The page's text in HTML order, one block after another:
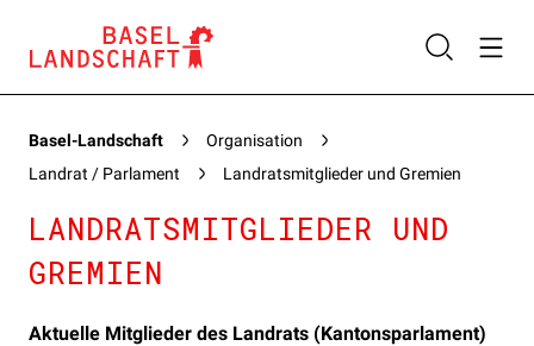
Basel-Landschaft
Organisation
Landrat / Parlament
Landratsmitglieder und Gremien
LANDRATSMITGLIEDER UND
GREMIEN
Aktuelle Mitglieder des Landrats (Kantonsparlament)